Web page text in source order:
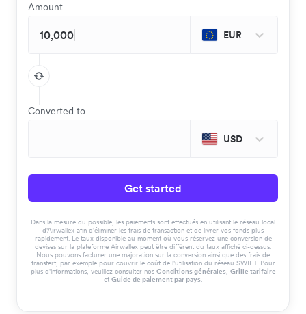
Amount
EUR
Converted to
USD
Get started
Dans la mesure du possible, les paiements sont effectués en utilisant le réseau local
d'Airwallex afin d'éliminer les frais de transaction et de livrer vos fonds plus
rapidement. Le taux disponible au moment où vous réservez une conversion de
devises sur la plateforme Airwallex peut être différent du taux affiché ci-dessus.
Nous pouvons facturer une majoration sur la conversion ainsi que des frais de
transfert, par exemple pour couvrir le coût de l'utilisation du réseau SWIFT. Pour
plus d'informations, veuillez consulter nos Conditions générales, Grille tarifaire
et Guide de paiement par pays.